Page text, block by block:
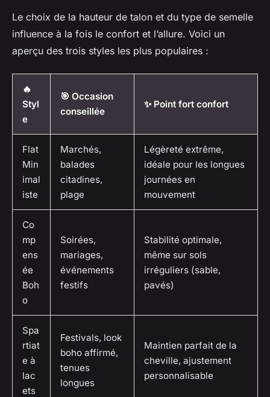
Le choix de la hauteur de talon et du type de semelle
influence à la fois le confort et l’allure. Voici un
aperçu des trois styles les plus populaires :
🔥
Styl
e
🎯 Occasion
conseillée
✨ Point fort confort
Flat
Min
imal
iste
Marchés,
balades
citadines,
plage
Légèreté extrême,
idéale pour les longues
journées en
mouvement
Co
mp
ens
ée
Boh
o
Soirées,
mariages,
événements
festifs
Stabilité optimale,
même sur sols
irréguliers (sable,
pavés)
Spa
rtiat
e à
lac
ets
Festivals, look
boho affirmé,
tenues
longues
Maintien parfait de la
cheville, ajustement
personnalisable